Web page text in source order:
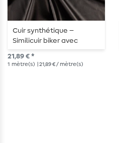
Cuir synthétique –
Similicuir biker avec
intérieur en fourrure noir
21,89 € *
1 mètre(s) | 21,89 € / mètre(s)